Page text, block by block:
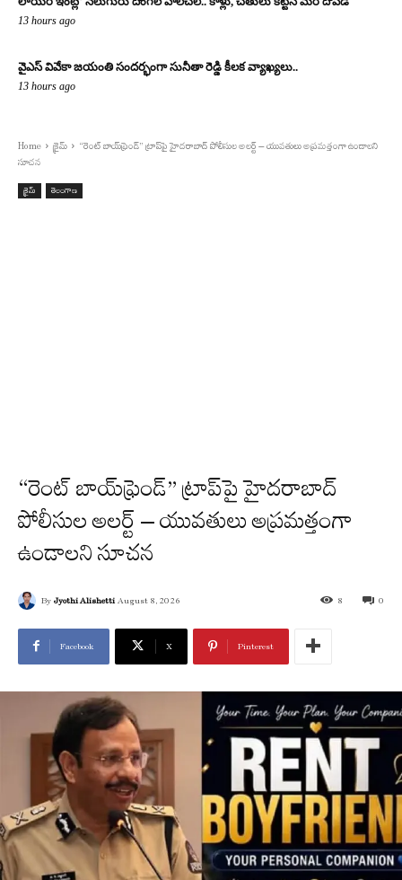
13 hours ago
వైఎస్ వివేకా జయంతి సందర్భంగా సునీతా రెడ్డి కీలక వ్యాఖ్యలు..
13 hours ago